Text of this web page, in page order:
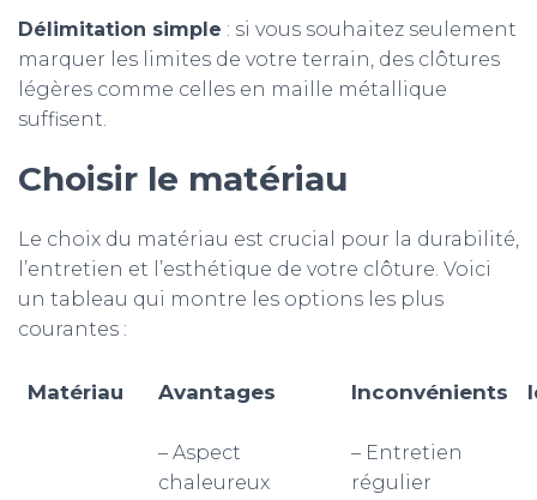
Délimitation simple : si vous souhaitez seulement
marquer les limites de votre terrain, des clôtures
légères comme celles en maille métallique
suffisent.
Choisir le matériau
Le choix du matériau est crucial pour la durabilité,
l’entretien et l’esthétique de votre clôture. Voici
un tableau qui montre les options les plus
courantes :
Matériau Avantages Inconvénients
– Aspect
chaleureux
– Entretien
régulier